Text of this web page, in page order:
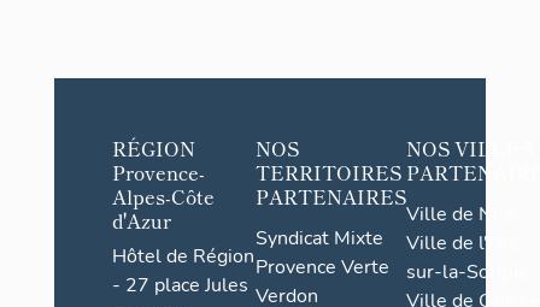
RÉGION
Provence-
Alpes-Côte
d'Azur
Hôtel de Région
- 27 place Jules
NOS
TERRITOIRES
PARTENAIRES
Syndicat Mixte
Provence Verte
Verdon
NOS VILLES
Ville de Nice
Ville de l'Isle-
sur-la-Sorgue
Ville de Grasse